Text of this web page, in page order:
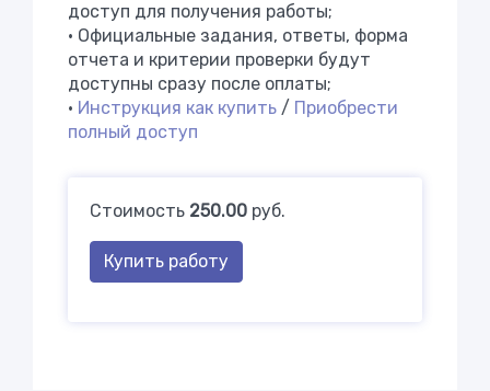
доступ для получения работы;
• Официальные задания, ответы, форма
отчета и критерии проверки будут
доступны сразу после оплаты;
• Инструкция как купить / Приобрести
полный доступ
Стоимость 250.00 руб.
Купить работу